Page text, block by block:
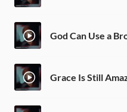
God Can Use a
Grace Is Still